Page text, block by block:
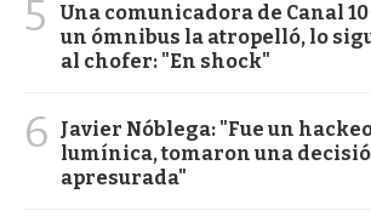
5
Una comunicadora de Canal
un ómnibus la atropelló, lo
al chofer: "En shock"
6
Javier Nóblega: "Fue un
lumínica, tomaron una
apresurada"